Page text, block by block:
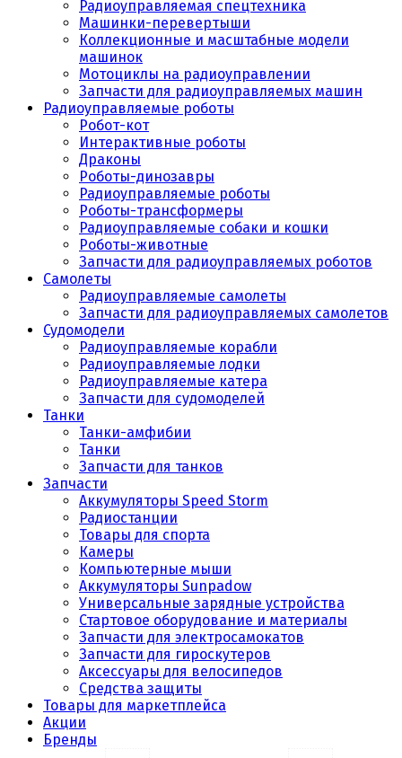
Радиоуправляемая спецтехника
Машинки-перевертыши
Коллекционные и масштабные модели
машинок
Мотоциклы на радиоуправлении
Запчасти для радиоуправляемых машин
Радиоуправляемые роботы
Робот-кот
Интерактивные роботы
Драконы
Роботы-динозавры
Радиоуправляемые роботы
Роботы-трансформеры
Радиоуправляемые собаки и кошки
Роботы-животные
Запчасти для радиоуправляемых роботов
Самолеты
Радиоуправляемые самолеты
Запчасти для радиоуправляемых самолетов
Судомодели
Радиоуправляемые корабли
Радиоуправляемые лодки
Радиоуправляемые катера
Запчасти для судомоделей
Танки
Танки-амфибии
Танки
Запчасти для танков
Запчасти
Аккумуляторы Speed Storm
Радиостанции
Товары для спорта
Камеры
Компьютерные мыши
Аккумуляторы Sunpadow
Универсальные зарядные устройства
Стартовое оборудование и материалы
Запчасти для электросамокатов
Запчасти для гироскутеров
Аксессуары для велосипедов
Средства защиты
Товары для маркетплейса
Акции
Бренды